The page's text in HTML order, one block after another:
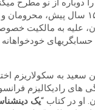
از نو مطرح
امروزه ھمچون ١۵٠ سال پيش،
عليه به مالکيت
خودخواھانه
سعيد به سکولاريزم
ھای راديکاليزم
او در کتاب “يک